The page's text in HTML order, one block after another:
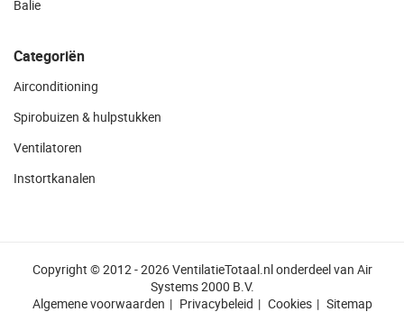
Balie
Categoriën
Airconditioning
Spirobuizen & hulpstukken
Ventilatoren
Instortkanalen
Copyright © 2012 - 2026 VentilatieTotaal.nl onderdeel van Air
Systems 2000 B.V.
Algemene voorwaarden
Privacybeleid Cookies Sitemap